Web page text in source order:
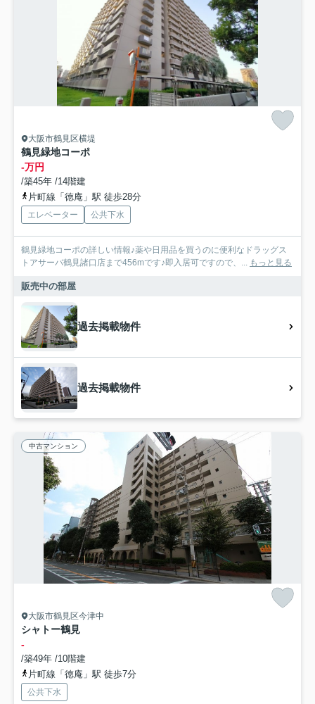
大阪市鶴見区横堤
鶴見緑地コーポ
-万円
/築45年 /14階建
片町線「徳庵」駅 徒歩28分
エレベーター 公共下水
鶴見緑地コーポの詳しい情報♪薬や日用品を買うのに便利なドラッグス
トアサーバ鶴見諸口店まで456mです♪即入居可ですので、... もっと見る
販売中の部屋
過去掲載物件
過去掲載物件
中古マンション
大阪市鶴見区今津中
シャトー鶴見
-
/築49年 /10階建
片町線「徳庵」駅 徒歩7分
公共下水